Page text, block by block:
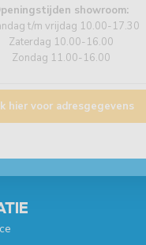
showroom:
t/m vrijdag 10.00-17.30
Zaterdag 10.00-16.00
Zondag 11.00-16.00
hier voor adresgegevens